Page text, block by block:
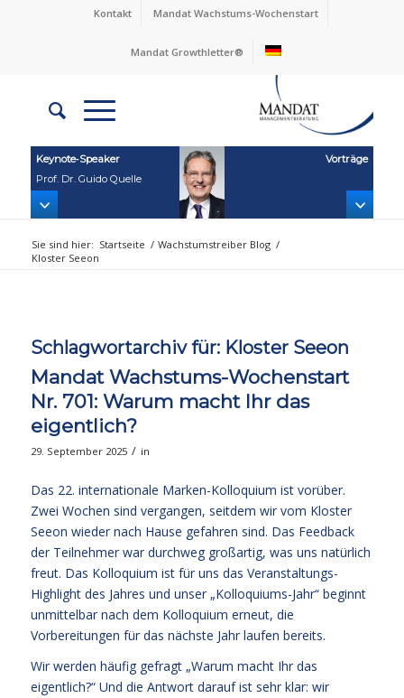
Kontakt Mandat Wachstums-Wochenstart
Mandat Growthletter®
Keynote‑Speaker
Prof. Dr. Guido Quelle
Vorträge
Sie sind hier: Startseite / Wachstumstreiber Blog /
Kloster Seeon
Schlagwortarchiv für: Kloster Seeon
Mandat Wachstums-Wochenstart
Nr. 701: Warum macht Ihr das
eigentlich?
29. September 2025 / in
Das 22. internationale Marken-Kolloquium ist vorüber.
Zwei Wochen sind vergangen, seitdem wir vom Kloster
Seeon wieder nach Hause gefahren sind. Das Feedback
der Teilnehmer war durchweg großartig, was uns natürlich
freut. Das Kolloquium ist für uns das Veranstaltungs-
Highlight des Jahres und unser „Kolloquiums-Jahr“ beginnt
unmittelbar nach dem Kolloquium erneut, die
Vorbereitungen für das nächste Jahr laufen bereits.
Wir werden häufig gefragt „Warum macht Ihr das
eigentlich?“ Und die Antwort darauf ist sehr klar: wir